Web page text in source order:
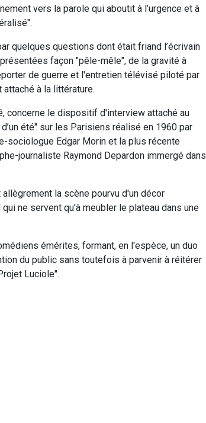
vers la parole qui aboutit à l’urgence et à
quelques questions dont était friand l’écrivain
façon "pêle-mêle", de la gravité à
de guerre et l'entretien télévisé piloté par
à la littérature.
concerne le dispositif d'interview attaché au
été" sur les Parisiens réalisé en 1960 par
sociologue Edgar Morin et la plus récente
journaliste Raymond Depardon immergé dans
la scène pourvu d'un décor
ne servent qu'à meubler le plateau dans une
émérites, formant, en l'espèce, un duo
du public sans toutefois à parvenir à réitérer
Luciole".